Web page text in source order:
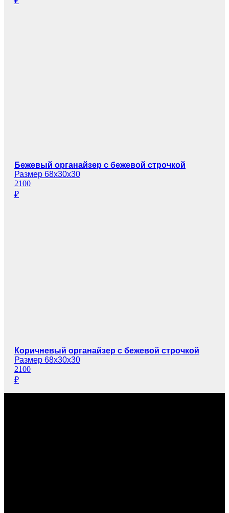
Бежевый органайзер с бежевой строчкой
Размер 68х30х30
2100
₽
Коричневый органайзер с бежевой строчкой
Размер 68х30х30
2100
₽